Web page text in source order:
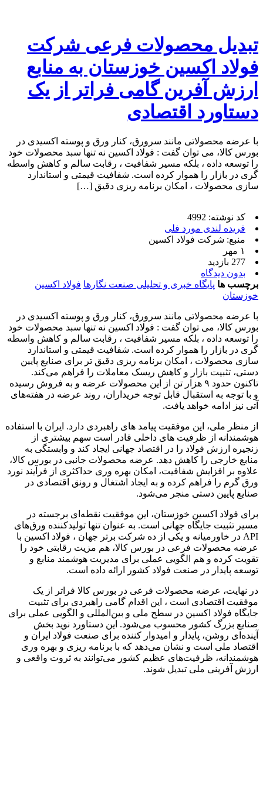
تبدیل محصولات فرعی شرکت
فولاد اکسین خوزستان به منابع
ارزش آفرین گامی فراتر از یک
دستاورد اقتصادی
با عرضه محصولاتی مانند سرورق، کنار ورق و پوسته اکسیدی در
بورس کالا، می توان گفت : فولاد اکسین نه تنها سبد محصولات خود
را توسعه داده ، بلکه مسیر شفافیت ، رقابت سالم و کاهش واسطه‌
گری در بازار را هموار کرده است. شفافیت قیمتی و استاندارد
سازی محصولات ، امکان برنامه‌ ریزی دقیق‌ […]
کد نوشته: 4992
فریده لندی مورد فلی
منبع: شرکت فولاد اکسین
۱ مهر
277 بازدید
بدون دیدگاه
برچسب ها پایگاه خبری و تحلیلی صنعت نگارها فولاد اکسین
خوزستان
با عرضه محصولاتی مانند سرورق، کنار ورق و پوسته اکسیدی در
بورس کالا، می توان گفت : فولاد اکسین نه تنها سبد محصولات خود
را توسعه داده ، بلکه مسیر شفافیت ، رقابت سالم و کاهش واسطه‌
گری در بازار را هموار کرده است. شفافیت قیمتی و استاندارد
سازی محصولات ، امکان برنامه‌ ریزی دقیق‌ تر برای صنایع پایین‌
دستی، تثبیت بازار و کاهش ریسک معاملات را فراهم می‌کند.
تاکنون حدود ۹ هزار تن از این محصولات عرضه و به فروش رسیده
و با توجه به استقبال قابل توجه خریداران، روند عرضه در هفته‌های
آتی نیز ادامه خواهد یافت.
از منظر ملی، این موفقیت پیامد های راهبردی دارد. ایران با استفاده
هوشمندانه از ظرفیت‌ های داخلی قادر است سهم بیشتری از
زنجیره ارزش فولاد را در اقتصاد جهانی ایجاد کند و وابستگی به
منابع خارجی را کاهش دهد. عرضه محصولات جانبی در بورس کالا،
علاوه بر افزایش شفافیت، امکان بهره‌ وری حداکثری از فرآیند نورد
ورق گرم را فراهم کرده و به ایجاد اشتغال و رونق اقتصادی در
صنایع پایین‌ دستی منجر می‌شود.
برای فولاد اکسین خوزستان، این موفقیت نقطه‌ای برجسته در
مسیر تثبیت جایگاه جهانی است. به عنوان تنها تولیدکننده ورق‌های
API در خاورمیانه و یکی از ده شرکت برتر جهان ، فولاد اکسین با
عرضه محصولات فرعی در بورس کالا، هم مزیت رقابتی خود را
تقویت کرده و هم الگویی عملی برای مدیریت هوشمند منابع و
توسعه پایدار در صنعت فولاد کشور ارائه داده است.
در نهایت، عرضه محصولات فرعی در بورس کالا فراتر از یک
موفقیت اقتصادی است ، این اقدام گامی راهبردی برای تثبیت
جایگاه فولاد اکسین در سطح ملی و بین‌المللی و الگویی عملی برای
صنایع بزرگ کشور محسوب می‌شود. این دستاورد نوید بخش
آینده‌ای روشن، پایدار و امیدوار کننده برای صنعت فولاد ایران و
اقتصاد ملی است و نشان می‌دهد که با برنامه‌ ریزی و بهره‌ وری
هوشمندانه، ظرفیت‌های عظیم کشور می‌توانند به ثروت واقعی و
ارزش‌ آفرینی ملی تبدیل شوند.